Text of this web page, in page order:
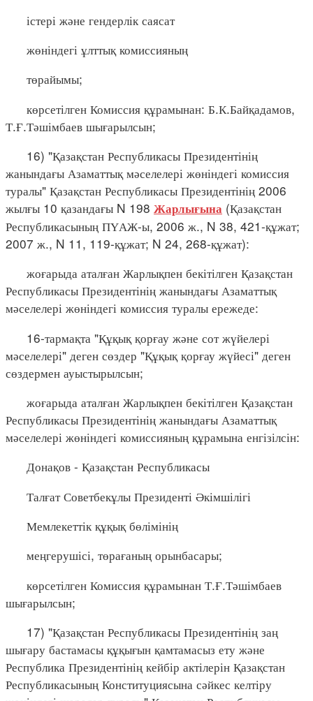
істері және гендерлік саясат
жөніндегі ұлттық комиссияның
төрайымы;
көрсетілген Комиссия құрамынан: Б.К.Байқадамов,
Т.Ғ.Тәшімбаев шығарылсын;
16) "Қазақстан Республикасы Президентінің
жанындағы Азаматтық мәселелері жөніндегі комиссия
туралы" Қазақстан Республикасы Президентінің 2006
жылғы 10 қазандағы N 198 Жарлығына (Қазақстан
Республикасының ПҮАЖ-ы, 2006 ж., N 38, 421-құжат;
2007 ж., N 11, 119-құжат; N 24, 268-құжат):
жоғарыда аталған Жарлықпен бекітілген Қазақстан
Республикасы Президентінің жанындағы Азаматтық
мәселелері жөніндегі комиссия туралы ережеде:
16-тармақта "Құқық қорғау және сот жүйелері
мәселелері" деген сөздер "Құқық қорғау жүйесі" деген
сөздермен ауыстырылсын;
жоғарыда аталған Жарлықпен бекітілген Қазақстан
Республикасы Президентінің жанындағы Азаматтық
мәселелері жөніндегі комиссияның құрамына енгізілсін:
Донақов - Қазақстан Республикасы
Талғат Советбекұлы Президенті Әкімшілігі
Мемлекеттік құқық бөлімінің
меңгерушісі, төрағаның орынбасары;
көрсетілген Комиссия құрамынан Т.Ғ.Тәшімбаев
шығарылсын;
17) "Қазақстан Республикасы Президентінің заң
шығару бастамасы құқығын қамтамасыз ету және
Республика Президентінің кейбір актілерін Қазақстан
Республикасының Конституциясына сәйкес келтіру